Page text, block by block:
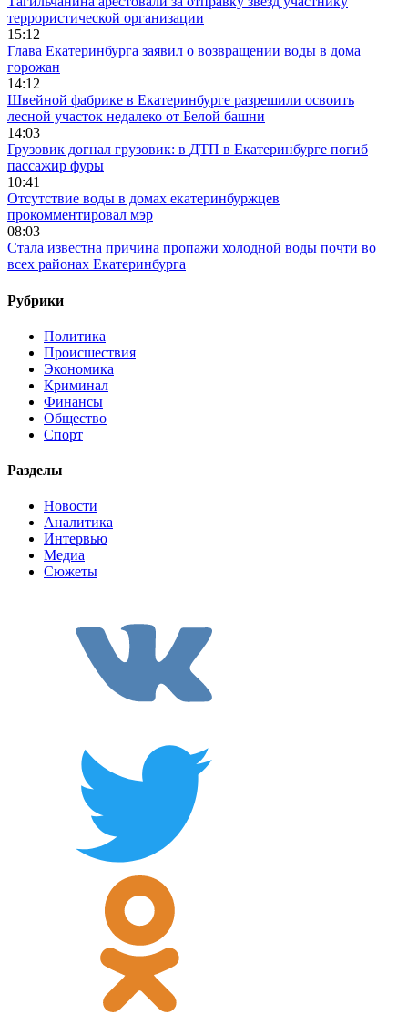
террористической организации
15:12
Глава Екатеринбурга заявил о возвращении воды в дома
горожан
14:12
Швейной фабрике в Екатеринбурге разрешили освоить
лесной участок недалеко от Белой башни
14:03
Грузовик догнал грузовик: в ДТП в Екатеринбурге погиб
пассажир фуры
10:41
Отсутствие воды в домах екатеринбуржцев
прокомментировал мэр
08:03
Стала известна причина пропажи холодной воды почти во
всех районах Екатеринбурга
Рубрики
Политика
Происшествия
Экономика
Криминал
Финансы
Общество
Спорт
Разделы
Новости
Аналитика
Интервью
Медиа
Сюжеты